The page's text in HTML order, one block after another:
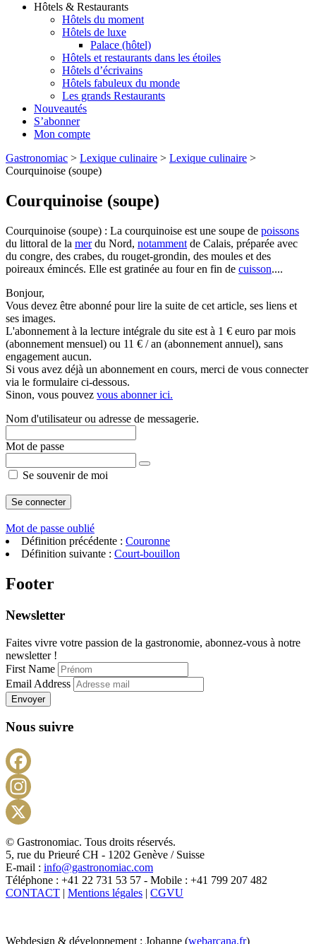
Hôtels & Restaurants
Hôtels du moment
Hôtels de luxe
Palace (hôtel)
Hôtels et restaurants dans les étoiles
Hôtels d’écrivains
Hôtels fabuleux du monde
Les grands Restaurants
Nouveautés
S’abonner
Mon compte
Gastronomiac > Lexique culinaire > Lexique culinaire >
Courquinoise (soupe)
Courquinoise (soupe)
Courquinoise (soupe) : La courquinoise est une soupe de poissons
du littoral de la merdu Nord, notamment de Calais, préparée avec
du congre, des crabes, du rouget-grondin, des moules et des
poireaux émincés. Elle est gratinée au four en fin de cuisson....
Bonjour,
Vous devez être abonné pour lire la suite de cet article, ses liens et
ses images.
L'abonnement à la lecture intégrale du site est à 1 € euro par mois
(abonnement mensuel) ou 11 € / an (abonnement annuel), sans
engagement aucun.
Si vous avez déjà un abonnement en cours, merci de vous connecter
via le formulaire ci-dessous.
Sinon, vous pouvez vous abonner ici.
Nom d'utilisateur ou adresse de messagerie.
Mot de passe
Se souvenir de moi
Mot de passe oublié
Définition précédente : Couronne
Définition suivante : Court-bouillon
Footer
Newsletter
Faites vivre votre passion de la gastronomie, abonnez-vous à notre
newsletter !
First Name
Email Address
Envoyer
Nous suivre
X
© Gastronomiac. Tous droits réservés.
5, rue du Prieuré CH - 1202 Genève / Suisse
E-mail : info@gastronomiac.com
Téléphone : +41 22 731 53 57 - Mobile : +41 799 207 482
CONTACT | Mentions légales | CGVU
Webdesign & développement : Johanne (webarcana.fr)